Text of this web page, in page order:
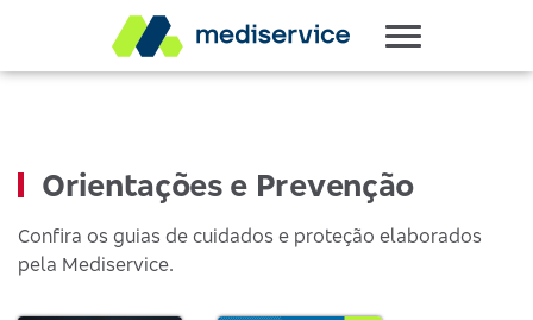
Orientações e Prevenção
Confira os guias de cuidados e proteção elaborados
pela Mediservice.